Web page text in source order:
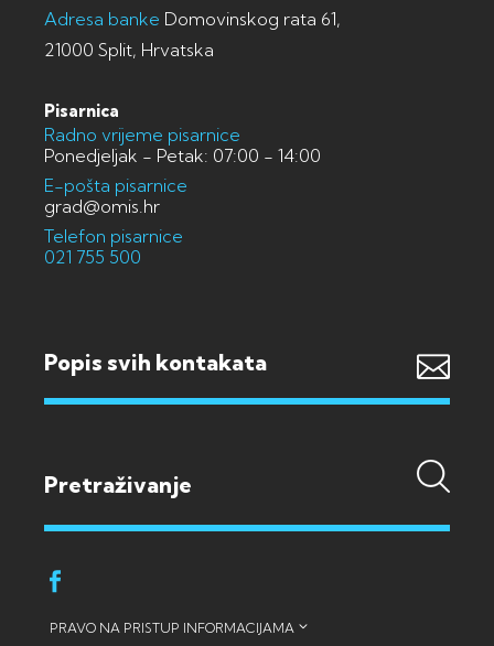
Adresa banke Domovinskog rata 61,
21000 Split, Hrvatska
Pisarnica
Radno vrijeme pisarnice
Ponedjeljak - Petak: 07:00 - 14:00
E-pošta pisarnice
grad@omis.hr
Telefon pisarnice
021 755 500
Popis svih kontakata
PRAVO NA PRISTUP INFORMACIJAMA